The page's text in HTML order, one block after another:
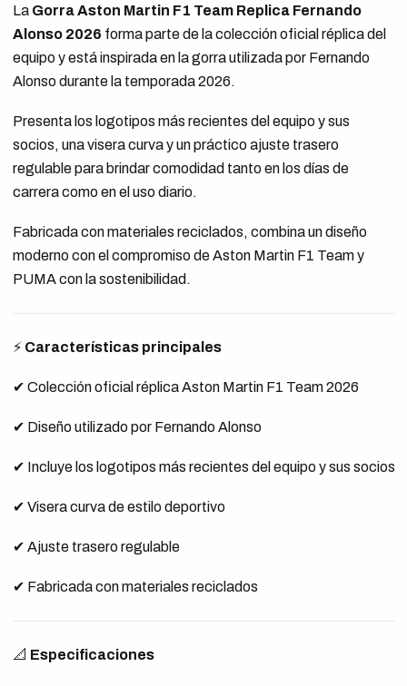
La Gorra Aston Martin F1 Team Replica Fernando
Alonso 2026 forma parte de la colección oficial réplica del
equipo y está inspirada en la gorra utilizada por Fernando
Alonso durante la temporada 2026.
Presenta los logotipos más recientes del equipo y sus
socios, una visera curva y un práctico ajuste trasero
regulable para brindar comodidad tanto en los días de
carrera como en el uso diario.
Fabricada con materiales reciclados, combina un diseño
moderno con el compromiso de Aston Martin F1 Team y
PUMA con la sostenibilidad.
⚡ Características principales
✔ Colección oficial réplica Aston Martin F1 Team 2026
✔ Diseño utilizado por Fernando Alonso
✔ Incluye los logotipos más recientes del equipo y sus socios
✔ Visera curva de estilo deportivo
✔ Ajuste trasero regulable
✔ Fabricada con materiales reciclados
📐 Especificaciones